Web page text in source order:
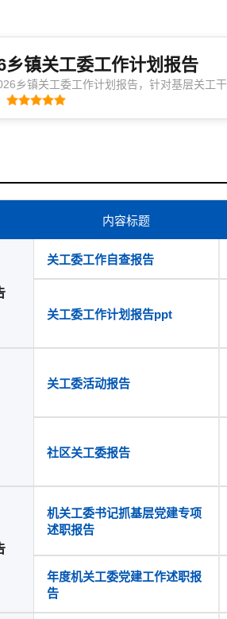
乡镇关工委工作计划报告
乡镇关工委工作计划报告，针对基层关工
步骤实在、节奏好把握，既不空泛也不琐
，特别适合时间紧、任务重又想干出实效的
内容标题
关工委工作自查报告
关工委工作计划报告ppt
关工委活动报告
社区关工委报告
机关工委书记抓基层党建专项
述职报告
年度机关工委党建工作述职报
告